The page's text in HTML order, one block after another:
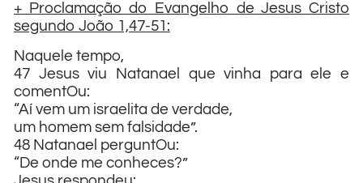
+ Proclamação do Evangelho de Jesus Cristo
segundo João 1,47-51:
Naquele tempo,
47 Jesus viu Natanael que vinha para ele e
comentOu:
“Aí vem um israelita de verdade,
um homem sem falsidade”.
48 Natanael perguntOu:
“De onde me conheces?”